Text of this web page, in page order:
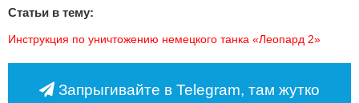
Статьи в тему:
Инструкция по уничтожению немецкого танка «Леопард 2»
Запрыгивайте в Telegram, там жутко